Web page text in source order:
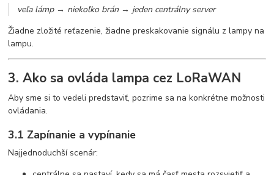
veľa lámp → niekoľko brán → jeden centrálny server
Žiadne zložité reťazenie, žiadne preskakovanie signálu z lampy na
lampu.
3. Ako sa ovláda lampa cez LoRaWAN
Aby sme si to vedeli predstaviť, pozrime sa na konkrétne možnosti
ovládania.
3.1 Zapínanie a vypínanie
Najjednoduchší scenár: